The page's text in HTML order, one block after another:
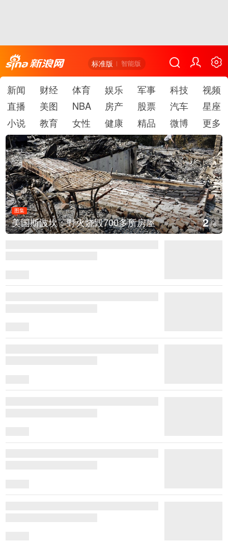
标准版 智能版
新闻 财经 体育 娱乐 军事 科技
视频
直播
美图 NBA 房产 股票 汽车
星座
小说
教育 女性 健康 精品 微博 更多
斯波坎：野火烧毁700多所房屋
图集
叙利
3/6